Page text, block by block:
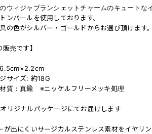
ODD SOX
MYUUA
ウィジャプランシェットチャームのキュートな
ンパールを使用しております。
の色がシルバー・ゴールドからお選び頂けます。
販売です】
サイズ: 約18G
質：真鍮 ※ニッケルフリーメッキ処理
リジナルパッケージにてお届けします
が出にくいサージカルステンレス素材をイヤリ